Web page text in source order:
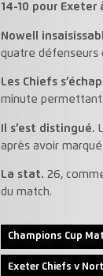
14-10 pour Exeter
Nowell
quatre défenseurs
Les Chiefs
minute permettant
Il s’est distingué.
après avoir
La stat. 26,
du match.
Champions Cup
Exeter Chiefs v